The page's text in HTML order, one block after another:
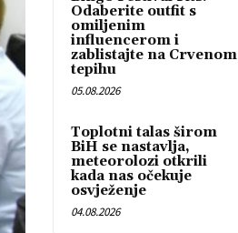
Odaberite outfit s
omiljenim
influencerom i
zablistajte na Crvenom
tepihu
05.08.2026
Toplotni talas širom
BiH se nastavlja,
meteorolozi otkrili
kada nas očekuje
osvježenje
04.08.2026